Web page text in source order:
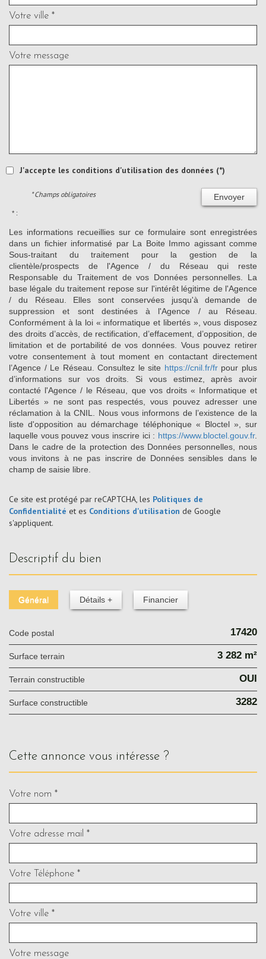
Votre ville *
Votre message
J'accepte les conditions d'utilisation des données (*)
Envoyer
* Champs obligatoires
* :
Les informations recueillies sur ce formulaire sont enregistrées
dans un fichier informatisé par La Boite Immo agissant comme
Sous-traitant du traitement pour la gestion de la
clientèle/prospects de l'Agence / du Réseau qui reste
Responsable du Traitement de vos Données personnelles. La
base légale du traitement repose sur l'intérêt légitime de l'Agence
/ du Réseau. Elles sont conservées jusqu'à demande de
suppression et sont destinées à l'Agence / au Réseau.
Conformément à la loi « informatique et libertés », vous disposez
des droits d’accès, de rectification, d’effacement, d’opposition, de
limitation et de portabilité de vos données. Vous pouvez retirer
votre consentement à tout moment en contactant directement
l’Agence / Le Réseau. Consultez le site https://cnil.fr/frpour plus
d’informations sur vos droits. Si vous estimez, après avoir
contacté l'Agence / le Réseau, que vos droits « Informatique et
Libertés » ne sont pas respectés, vous pouvez adresser une
réclamation à la CNIL. Nous vous informons de l’existence de la
liste d'opposition au démarchage téléphonique « Bloctel », sur
laquelle vous pouvez vous inscrire ici : https://www.bloctel.gouv.fr.
Dans le cadre de la protection des Données personnelles, nous
vous invitons à ne pas inscrire de Données sensibles dans le
champ de saisie libre.
Ce site est protégé par reCAPTCHA, les Politiques de
Confidentialité et es Conditions d'utilisation de Google
s'appliquent.
descriptif du bien
Général Détails + Financier
Code postal 17420
surface terrain 3 282 m²
Terrain constructible OUI
Surface constructible 3282
cette annonce vous intéresse ?
Votre nom *
Votre adresse mail *
Votre Téléphone *
Votre ville *
Votre message